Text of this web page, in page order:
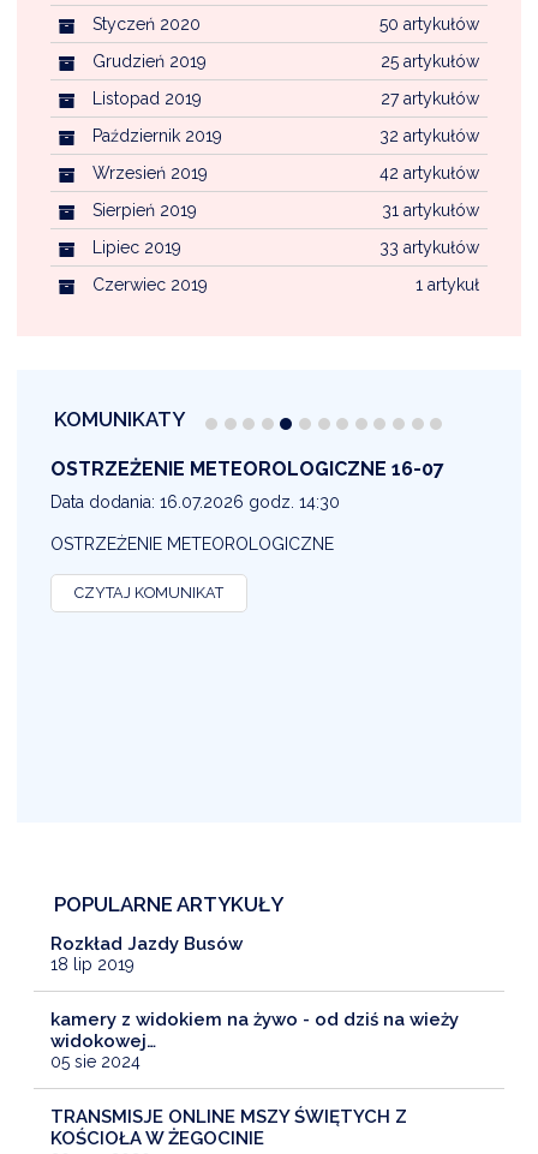
50 artykułów
Styczeń 2020
25 artykułów
Grudzień 2019
27 artykułów
Listopad 2019
32 artykułów
Październik 2019
42 artykułów
Wrzesień 2019
31 artykułów
Sierpień 2019
33 artykułów
Lipiec 2019
1 artykuł
Czerwiec 2019
KOMUNIKATY
OSTRZEŻENIE METEOROLOGICZNE 16-07
Data dodania: 16.07.2026 godz. 14:30
OSTRZEŻENIE METEOROLOGICZNE
CZYTAJ KOMUNIKAT
POPULARNE ARTYKUŁY
Rozkład Jazdy Busów
18 lip 2019
kamery z widokiem na żywo - od dziś na wieży
widokowej…
05 sie 2024
TRANSMISJE ONLINE MSZY ŚWIĘTYCH Z
KOŚCIOŁA W ŻEGOCINIE